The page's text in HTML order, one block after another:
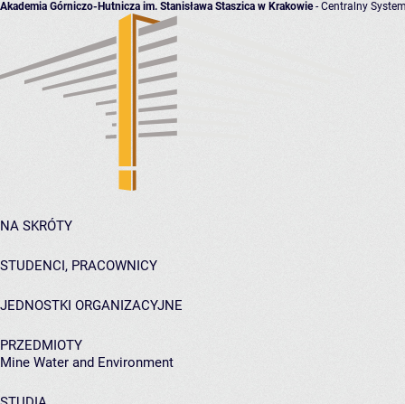
Akademia Górniczo-Hutnicza im. Stanisława Staszica w Krakowie- Centralny
NA SKRÓTY
STUDENCI, PRACOWNICY
JEDNOSTKI ORGANIZACYJNE
PRZEDMIOTY
Mine Water and Environment